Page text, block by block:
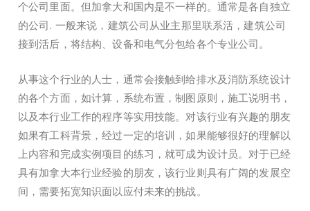
个公司里面。但加拿大和国内是不一样的。通常是各自独立
的公司. 一般来说，建筑公司从业主那里联系活，建筑公司
接到活后，将结构、设备和电气分包给各个专业公司。
从事这个行业的人士，通常会接触到给排水及消防系统设计
的各个方面，如计算，系统布置，制图原则，施工说明书，
以及本行业工作的程序等实用技能。对该行业有兴趣的朋友
如果有工科背景，经过一定的培训，如果能够很好的理解以
上内容和完成实例项目的练习，就可成为设计员。对于已经
具有加拿大本行业经验的朋友，该行业则具有广阔的发展空
间，需要拓宽知识面以应付未来的挑战。